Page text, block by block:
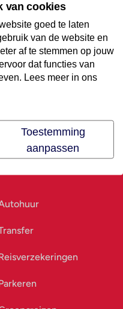
van cookies
goed te laten
van de website en
af te stemmen op jouw
dat functies van
Lees meer in ons
Toestemming
aanpassen